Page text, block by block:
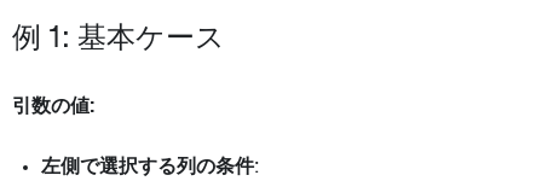
例 1: 基本ケース
引数の値:
左側で選択する列の条件: